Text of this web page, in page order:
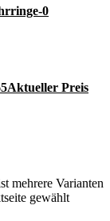
Aktueller Preis
mehrere Varianten
gewählt